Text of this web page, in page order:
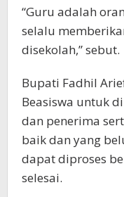
“Guru adalah
selalu
disekolah,” sebut.
Bupati Fadhil
Beasiswa untuk
dan penerima
baik dan yang
dapat diproses
selesai.